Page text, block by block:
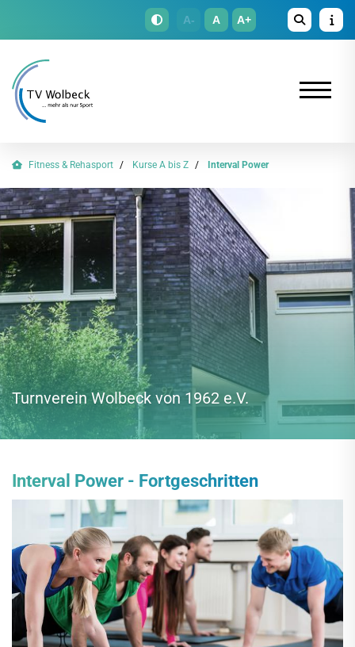
A- A A+
Fitness & Rehasport Kurse A bis Z Interval Power
Turnverein Wolbeck von 1962 e.V.
Interval Power - Fortgeschritten